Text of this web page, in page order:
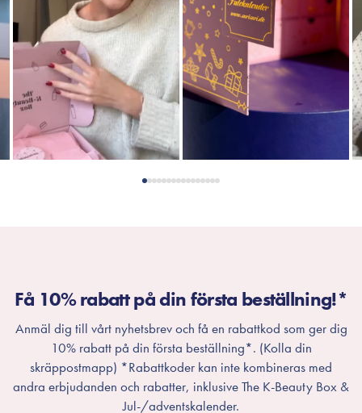
Få 10% rabatt på din första beställning!*
Anmäl dig till vårt nyhetsbrev och få en rabattkod som ger dig
10% rabatt på din första beställning*. (Kolla din
skräppostmapp) *Rabattkoder kan inte kombineras med
andra erbjudanden och rabatter, inklusive The K-Beauty Box &
Jul-/adventskalender.